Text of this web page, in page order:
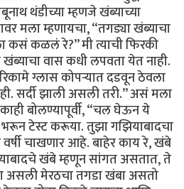
थंडीच्या म्हणजे खंब्याच्या
मला म्हणायचा, “तगड्या खंब्याचा
कसं कळलं रे?” मी त्याची फिरकी
वास कधी लपवता येत नाही.
ग्लास कोपऱ्यात दडवून ठेवला
सर्दी झाली असली तरी.” असं मला
बोलण्यापूर्वी, “चल घेऊन ये
टेस्ट करूया. तुझा गझियाबादचा
वर्षी चाखणार आहे. बाहेर काय रे, खंबे
खंबे म्हणून सांगत असतात, ते
असली मेरठचा तगडा खंबा असतो